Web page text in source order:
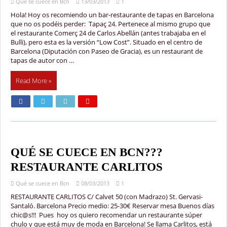
Hola! Hoy os recomiendo un bar-restaurante de tapas en Barcelona
que no os podéis perder: Tapaç 24. Pertenece al mismo grupo que
el restaurante Comerç 24 de Carlos Abellán (antes trabajaba en el
Bulli), pero esta es la versión “Low Cost”. Situado en el centro de
Barcelona (Diputación con Paseo de Gracia), es un restaurant de
tapas de autor con …
Read More »
QUÉ SE CUECE EN BCN???
RESTAURANTE CARLITOS
Qué se cuece en Bcn 08/03/2013 1
RESTAURANTE CARLITOS C/ Calvet 50 (con Madrazo) St. Gervasi-
Santaló. Barcelona Precio medio: 25-30€ Reservar mesa Buenos días
chic@s!!! Pues hoy os quiero recomendar un restaurante súper
chulo y que está muy de moda en Barcelona! Se llama Carlitos, está